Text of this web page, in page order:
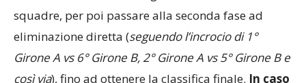
Il torneo inizierà con due gironi all’italiana da 6
squadre, per poi passare alla seconda fase ad
eliminazione diretta (seguendo l’incrocio di 1°